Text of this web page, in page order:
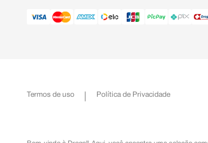
Termos de uso Política de Privacidade